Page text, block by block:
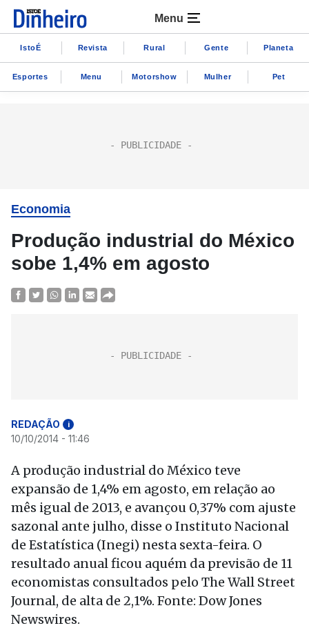
Menu
IstoÉ Revista Rural Gente Planeta
Esportes Menu Motorshow Mulher Pet
Economia
Produção industrial do México
sobe 1,4% em agosto
REDAÇÃO i
10/10/2014 - 11:46
A produção industrial do México teve
expansão de 1,4% em agosto, em relação ao
mês igual de 2013, e avançou 0,37% com ajuste
sazonal ante julho, disse o Instituto Nacional
de Estatística (Inegi) nesta sexta-feira. O
resultado anual ficou aquém da previsão de 11
economistas consultados pelo The Wall Street
Journal, de alta de 2,1%. Fonte: Dow Jones
Newswires.